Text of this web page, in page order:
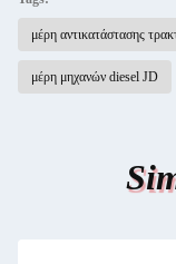
μέρη αντικατάστασης
μέρη μηχανών diesel JD